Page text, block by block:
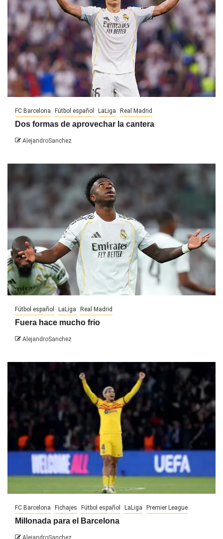
FC Barcelona Fútbol español LaLiga Real Madrid
Dos formas de aprovechar la cantera
AlejandroSanchez
Fútbol español LaLiga Real Madrid
Fuera hace mucho frio
AlejandroSanchez
FC Barcelona Fichajes Fútbol español LaLiga Premier League
Millonada para el Barcelona